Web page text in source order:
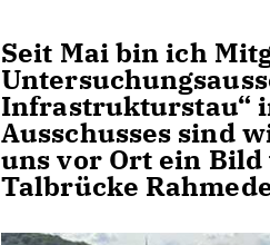
Seit Mai bin ich
Infrastrukturstau“
Ausschusses sind
uns vor Ort ein
Talbrücke